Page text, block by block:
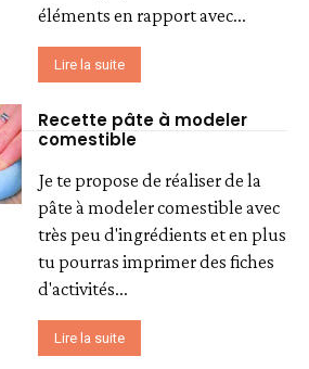
éléments en rapport avec...
Lire la suite
Recette pâte à modeler
comestible
Je te propose de réaliser de la
pâte à modeler comestible avec
très peu d'ingrédients et en plus
tu pourras imprimer des fiches
d'activités...
Lire la suite